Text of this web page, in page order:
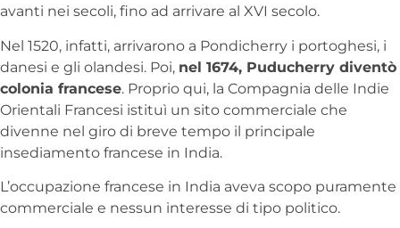
avanti nei secoli, fino ad arrivare al XVI secolo.
Nel 1520, infatti, arrivarono a Pondicherry i portoghesi, i
danesi e gli olandesi. Poi, nel 1674, Puducherry diventò
colonia francese. Proprio qui, la Compagnia delle Indie
Orientali Francesi istituì un sito commerciale che
divenne nel giro di breve tempo il principale
insediamento francese in India.
L’occupazione francese in India aveva scopo puramente
commerciale e nessun interesse di tipo politico.